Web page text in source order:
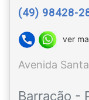
(49) 98428-
ver
Avenida
Barracão -